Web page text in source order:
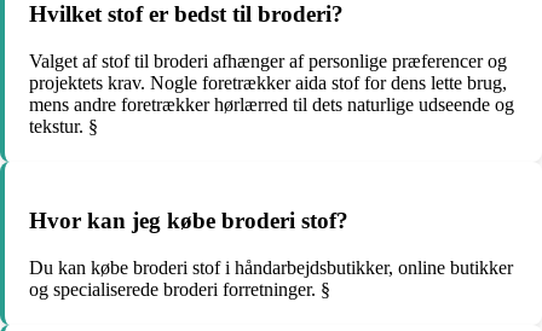
Hvilket stof er bedst til broderi?
Valget af stof til broderi afhænger af personlige præferencer og
projektets krav. Nogle foretrækker aida stof for dens lette brug,
mens andre foretrækker hørlærred til dets naturlige udseende og
tekstur. §
Hvor kan jeg købe broderi stof?
Du kan købe broderi stof i håndarbejdsbutikker, online butikker
og specialiserede broderi forretninger. §